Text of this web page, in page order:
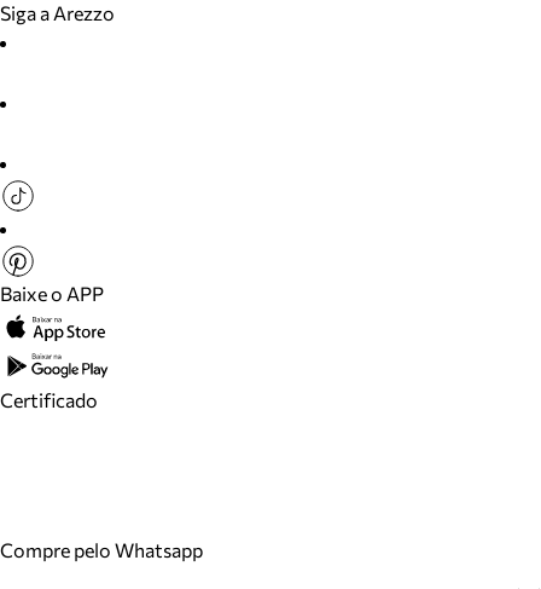
Siga a Arezzo
Baixe o APP
Certificado
Compre pelo Whatsapp